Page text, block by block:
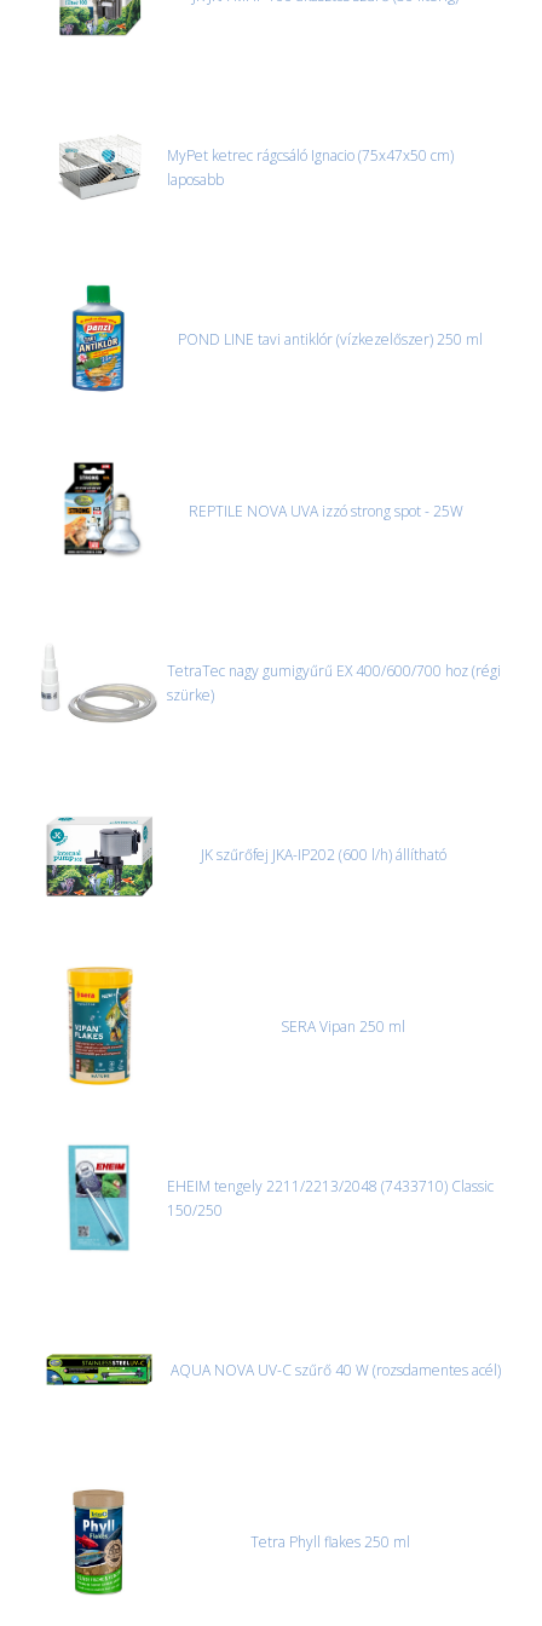
MyPet ketrec rágcsáló Ignacio (75x47x50 cm)
laposabb
POND LINE tavi antiklór (vízkezelőszer) 250 ml
REPTILE NOVA UVA izzó strong spot - 25W
TetraTec nagy gumigyűrű EX 400/600/700 hoz (régi
szürke)
JK szűrőfej JKA-IP202 (600 l/h) állítható
SERA Vipan 250 ml
EHEIM tengely 2211/2213/2048 (7433710) Classic
150/250
AQUA NOVA UV-C szűrő 40 W (rozsdamentes acél)
Tetra Phyll flakes 250 ml